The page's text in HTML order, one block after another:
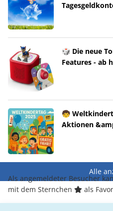
🎲 Die neue
Features - ab
🧒
Aktionen
Alle
Als angemeldeter Besucher
mit dem Sternchen
als